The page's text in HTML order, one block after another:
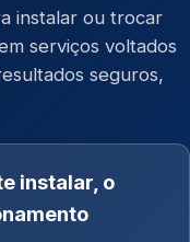
instalar ou trocar
serviços voltados
seguros,
instalar, o